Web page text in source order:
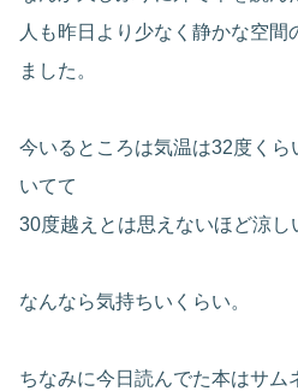
人も昨日より少なく静かな空
ました。
今いるところは気温は32度く
いてて
30度越えとは思えないほど涼し
なんなら気持ちいくらい。
ちなみに今日読んでた本はサム